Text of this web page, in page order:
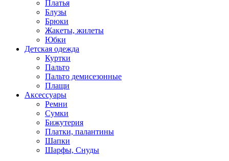
Платья
Блузы
Брюки
Жакеты, жилеты
Юбки
Детская одежда
Куртки
Пальто
Пальто демисезонные
Плащи
Аксессуары
Ремни
Сумки
Бижутерия
Платки, палантины
Шапки
Шарфы, Снуды